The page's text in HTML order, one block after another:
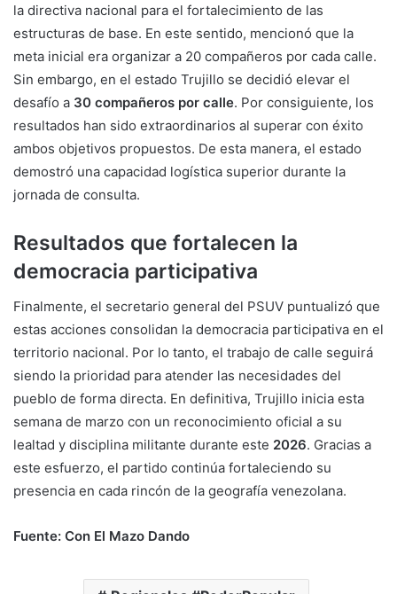
la directiva nacional para el fortalecimiento de las
estructuras de base. En este sentido, mencionó que la
meta inicial era organizar a 20 compañeros por cada calle.
Sin embargo, en el estado Trujillo se decidió elevar el
desafío a 30 compañeros por calle. Por consiguiente, los
resultados han sido extraordinarios al superar con éxito
ambos objetivos propuestos. De esta manera, el estado
demostró una capacidad logística superior durante la
jornada de consulta.
Resultados que fortalecen la
democracia participativa
Finalmente, el secretario general del PSUV puntualizó que
estas acciones consolidan la democracia participativa en el
territorio nacional. Por lo tanto, el trabajo de calle seguirá
siendo la prioridad para atender las necesidades del
pueblo de forma directa. En definitiva, Trujillo inicia esta
semana de marzo con un reconocimiento oficial a su
lealtad y disciplina militante durante este 2026. Gracias a
este esfuerzo, el partido continúa fortaleciendo su
presencia en cada rincón de la geografía venezolana.
Fuente: Con El Mazo Dando